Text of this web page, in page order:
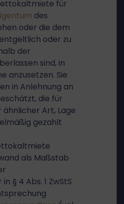
für
des
oder die dem
oder zu
der
sind, in
anzusetzen. Sie
in Anlehnung an
die für
Art, Lage
gezahlt
als Maßstab
§ 4 Abs. 1 ZwStS